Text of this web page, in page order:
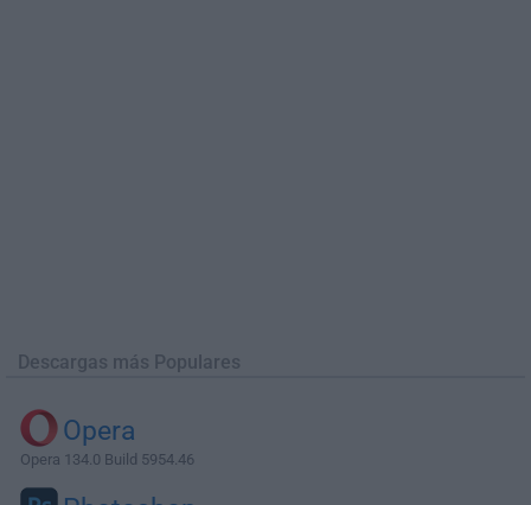
Descargas más Populares
Opera
Opera 134.0 Build 5954.46